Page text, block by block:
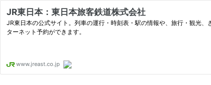
JR東日本：東日本旅客鉄道株式会社
JR東日本の公式サイト。列車の運行・時刻表・駅の情報や、旅行・観光
ターネット予約ができます。
www.jreast.co.jp